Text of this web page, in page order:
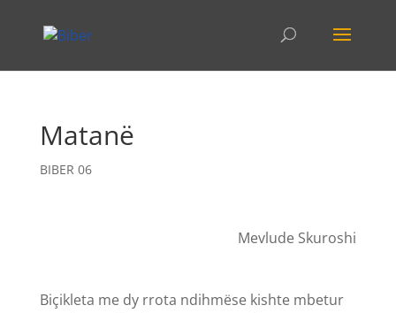
Matanë
BIBER 06
Mevlude Skuroshi
Biçikleta me dy rrota ndihmëse kishte mbetur